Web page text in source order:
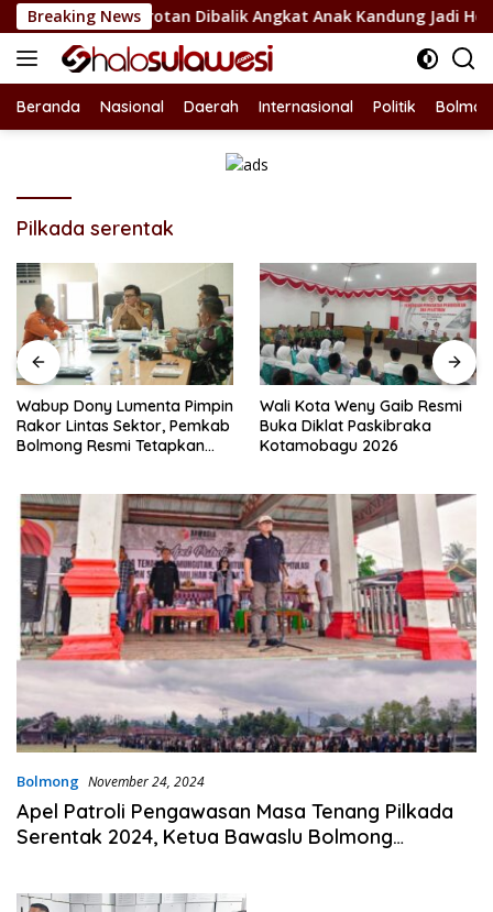
Langsung
ke
konten
Breaking News
Jadi Sorotan Dibalik Angkat Anak Kandung Jadi Honor
Beranda Nasional Daerah Internasional Politik
Pilkada serentak
Wabup Dony Lumenta Pimpin
Rakor Lintas Sektor, Pemkab
Bolmong Resmi Tetapkan
Wali Kota Weny Gaib Resmi
Buka Diklat Paskibraka
Kotamobagu 2026
Bolmong November 24, 2024
Apel Patroli Pengawasan Masa Tenang Pilkada
Serentak 2024, Ketua Bawaslu Bolmong